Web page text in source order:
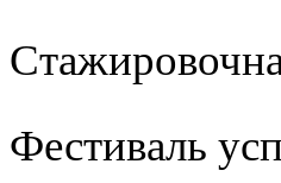
Фестиваль